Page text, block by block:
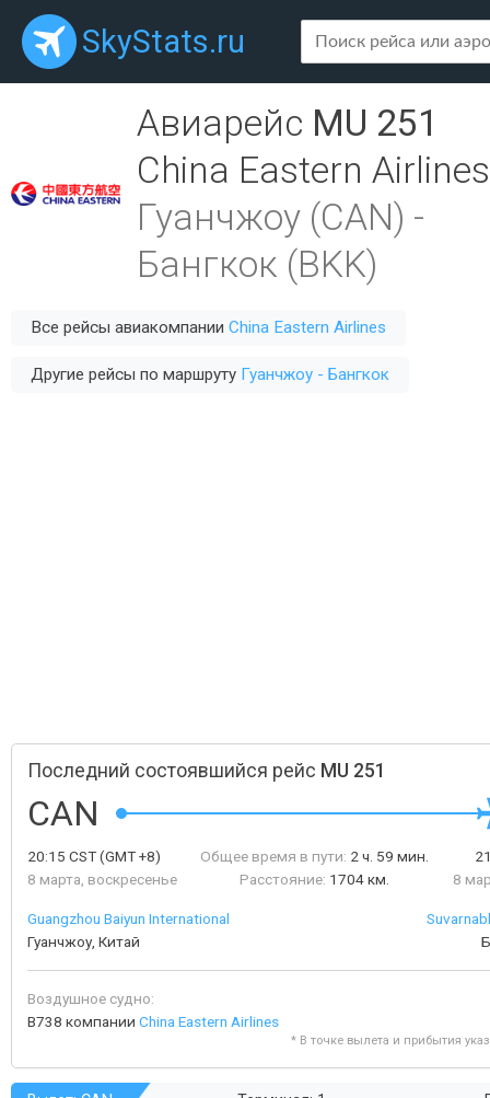
SkyStats.ru
Авиарейс MU 251
China Eastern Airlines
Гуанчжоу (CAN) -
Бангкок (BKK)
Все рейсы авиакомпании China Eastern Airlines
Другие рейсы по маршруту Гуанчжоу - Бангкок
Последний состоявшийся рейс MU 251
CAN
20:15 CST(GMT +8)
8 марта, воскресенье
Общее время в пути: 2 ч. 59 мин.
Расстояние: 1704 км.
8
Guangzhou Baiyun International
Гуанчжоу, Китай
Воздушное судно:
B738 компании China Eastern Airlines
* В точке вылета и прибытия